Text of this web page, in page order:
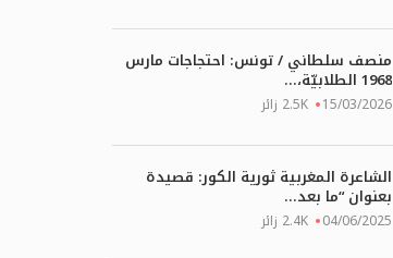
منصف سلطاني / تونس: احتجاجات مارس
1968 الطلابيّة،...
15/03/2026 2.5K زائر
الشاعرة المغربية ثورية الكور: قصيدة
بعنوان “ما بعد...
04/06/2025 2.4K زائر